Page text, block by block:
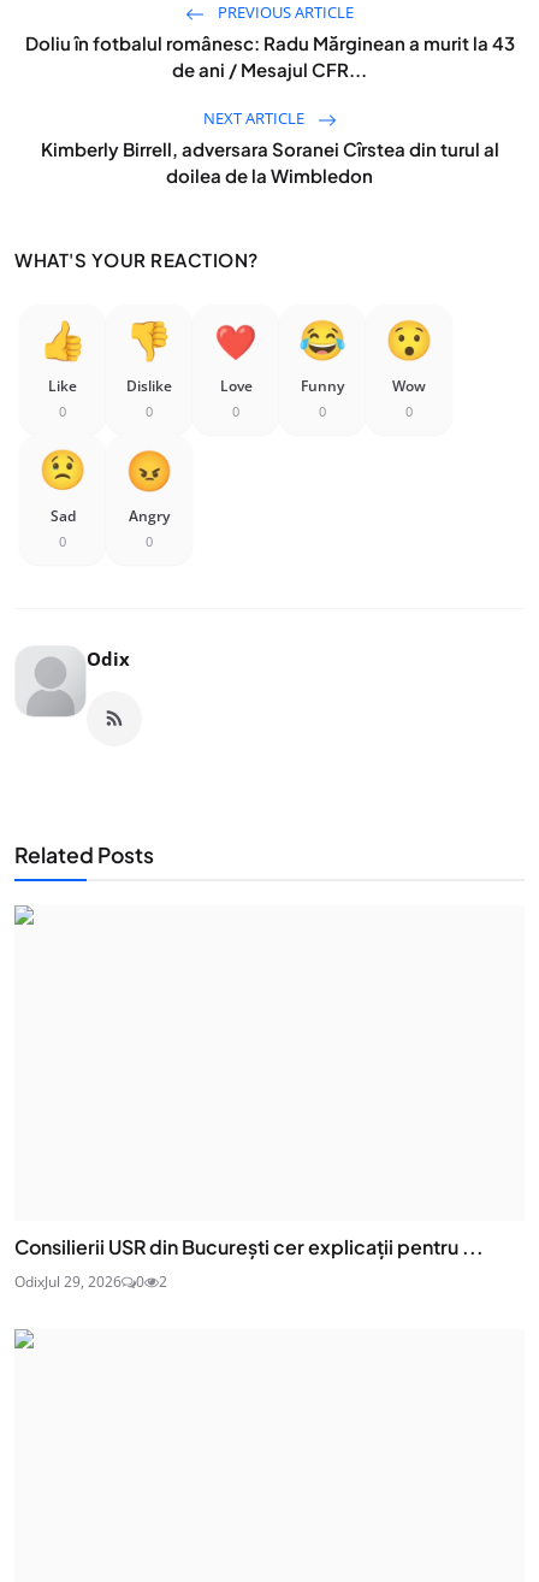
PREVIOUS ARTICLE
Doliu în fotbalul românesc: Radu Mărginean a murit la 43
de ani / Mesajul CFR...
NEXT ARTICLE
Kimberly Birrell, adversara Soranei Cîrstea din turul al
doilea de la Wimbledon
WHAT'S YOUR REACTION?
Like
0
Dislike
0
Love
0
Funny
0
Wow
0
Sad
0
Angry
0
Odix
Related Posts
Consilierii USR din București cer explicații pentru ...
OdixJul 29, 2026 0 2